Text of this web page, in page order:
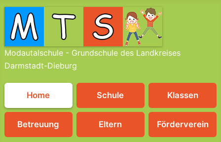
Modautalschule - Grundschule des Landkreises
Darmstadt-Dieburg
Home Schule Klassen
Betreuung Eltern Förderverein